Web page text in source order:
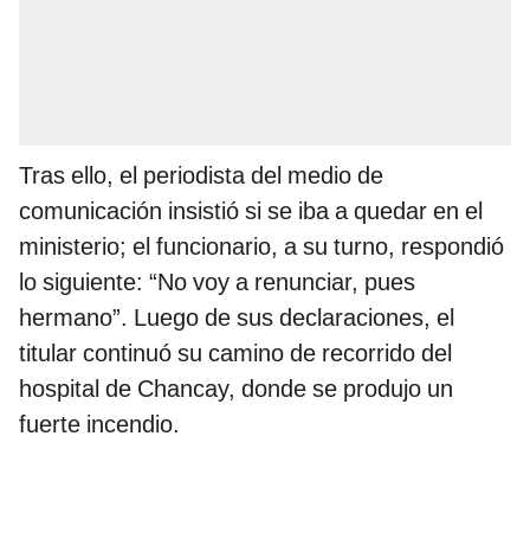
Tras ello, el periodista del medio de
comunicación insistió si se iba a quedar en el
ministerio; el funcionario, a su turno, respondió
lo siguiente: “No voy a renunciar, pues
hermano”. Luego de sus declaraciones, el
titular continuó su camino de recorrido del
hospital de Chancay, donde se produjo un
fuerte incendio.